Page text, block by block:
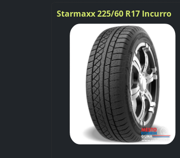
Starmaxx 225/60 R17 Incurro
Winter W870 REINFORCED 103V